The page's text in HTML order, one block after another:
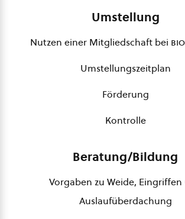
Umstellung
Nutzen einer Mitgliedschaft bei
Umstellungszeitplan
Förderung
Kontrolle
Beratung/Bildung
Vorgaben zu Weide, Eingriffen
Auslaufüberdachung